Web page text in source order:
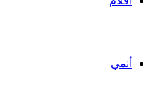
أنمي